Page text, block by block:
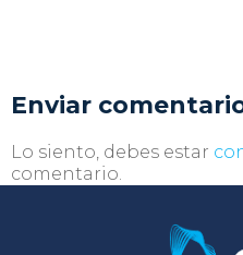
Enviar
Lo siento, debes estar
comentario.